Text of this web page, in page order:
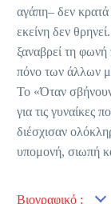
αγάπη– δεν κρατά
εκείνη δεν
ξαναβρεί τη
πόνο των άλλων
Το «Όταν σβήνουν
για τις γυναίκες
διέσχισαν
υπομονή, σιωπή
Βιογραφικό :